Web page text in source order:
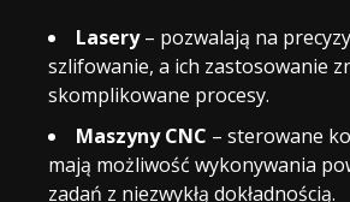
Lasery– pozwalają na
szlifowanie, a ich zastosowanie
skomplikowane procesy.
Maszyny CNC – sterowane
mają możliwość wykonywania
zadań z niezwykłą dokładnością.